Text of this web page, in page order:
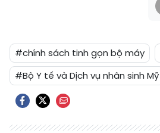
#chính sách tinh gọn bộ máy
#Bộ Y tế và Dịch vụ nhân sinh Mỹ